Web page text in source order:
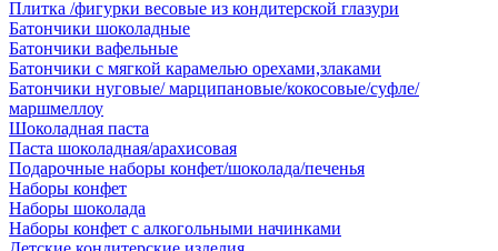
Плитка /фигурки весовые из кондитерской глазури
Батончики шоколадные
Батончики вафельные
Батончики с мягкой карамелью орехами,злаками
Батончики нуговые/ марципановые/кокосовые/суфле/
маршмеллоу
Шоколадная паста
Паста шоколадная/арахисовая
Подарочные наборы конфет/шоколада/печенья
Наборы конфет
Наборы шоколада
Наборы конфет с алкогольными начинками